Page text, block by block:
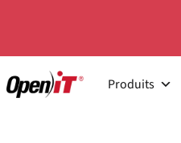
content
Produits